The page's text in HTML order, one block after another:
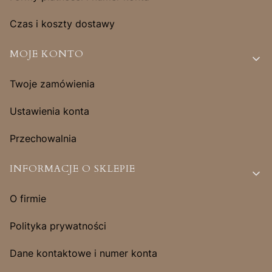
Czas i koszty dostawy
MOJE KONTO
Twoje zamówienia
Ustawienia konta
Przechowalnia
INFORMACJE O SKLEPIE
O firmie
Polityka prywatności
Dane kontaktowe i numer konta